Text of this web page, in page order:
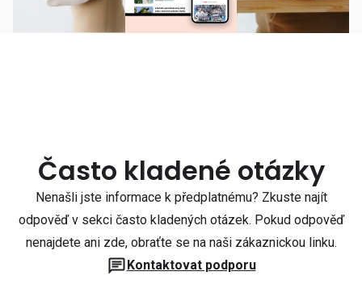
Často kladené otázky
Nenašli jste informace k předplatnému? Zkuste najít
odpověď v sekci často kladených otázek. Pokud odpověď
nenajdete ani zde, obraťte se na naši zákaznickou linku.
Kontaktovat podporu